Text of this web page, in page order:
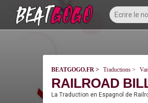
BEATGOGO.FR Traductions
RAILROAD
La Traduction en Espagnol de